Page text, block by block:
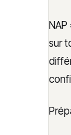
sur